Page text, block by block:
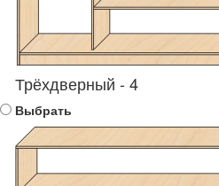
Трёхдверный - 4
Выбрать